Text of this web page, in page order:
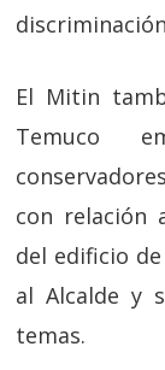
El Mitin
Temuco
con relación
del edificio
al Alcalde y
temas.